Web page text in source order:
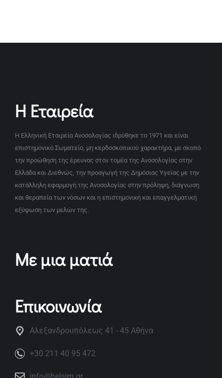
Η Εταιρεία
Η Ελληνική Εταιρεία Ανοσολογίας ιδρύθηκε το 1971 και είναι
επιστημονικό Σωματείο, μη κερδοσκοπικού χαρακτήρα, με σκοπό
την προώθηση της έρευνας στον τομέα της Ανοσολογίας στην
Ελλάδα και Διεθνώς, την προαγωγή της Δημόσιας Υγείας με την
κατάλληλη εφαρμογή της Ανοσολογίας στην πρόληψη, διάγνωση
και θεραπεία των νόσων και η επιστημονική και επαγγελματική
εξύψωση των μελών της.
Με μια ματιά
Επικοινωνία
Αλεξανδρουπόλεως 41 - 45 Αθήνα
+30 211 40 95 472